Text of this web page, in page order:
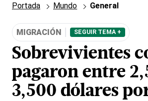
Portada Mundo General
MIGRACIÓN SEGUIR TEMA +
Sobrevivientes
pagaron entre
3,500 dólares